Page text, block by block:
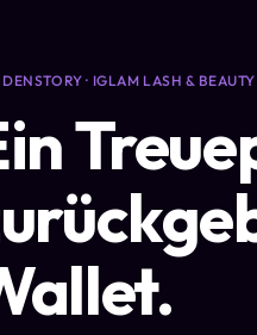
· IGLAM LASH &